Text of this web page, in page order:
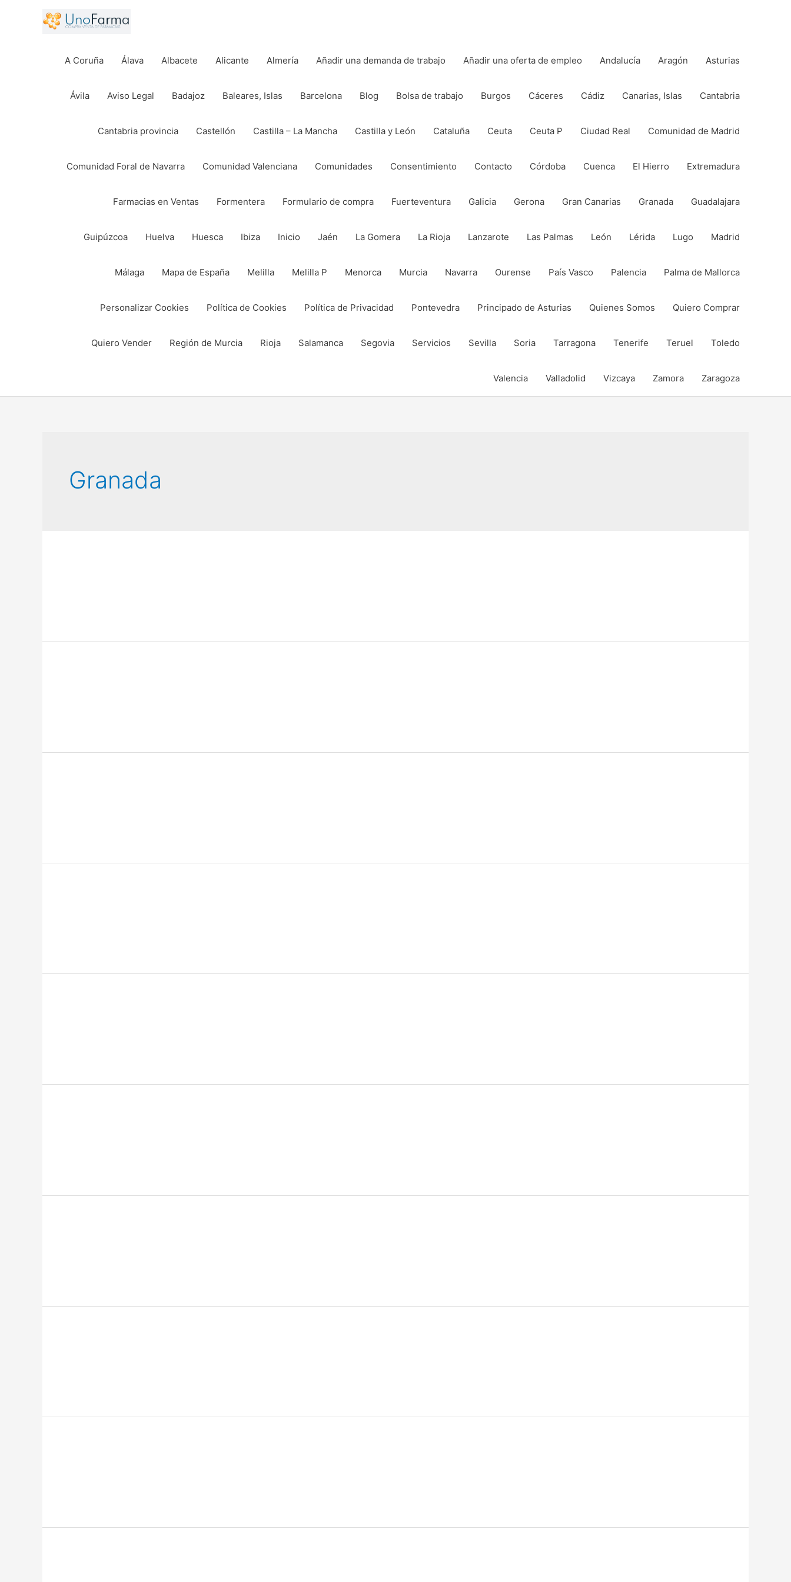
A Coruña
Álava Albacete Alicante Almería Añadir una demanda de trabajo Añadir una oferta de empleo Andalucía Aragón Asturias
Ávila Aviso Legal Badajoz Baleares, Islas Barcelona Blog Bolsa de trabajo Burgos Cáceres Cádiz Canarias, Islas Cantabria
Cantabria provincia Castellón Castilla – La Mancha Castilla y León Cataluña Ceuta Ceuta P Ciudad Real Comunidad de Madrid
Comunidad Foral de Navarra Comunidad Valenciana Comunidades Consentimiento Contacto Córdoba Cuenca El Hierro Extremadura
Farmacias en Ventas Formentera Formulario de compra Fuerteventura Galicia Gerona Gran Canarias Granada Guadalajara
Guipúzcoa Huelva Huesca Ibiza Inicio Jaén La Gomera La Rioja Lanzarote Las Palmas León Lérida Lugo Madrid
Málaga Mapa de España Melilla Melilla P Menorca Murcia Navarra Ourense País Vasco Palencia Palma de Mallorca
Personalizar Cookies Política de Cookies Política de Privacidad Pontevedra Principado de Asturias Quienes Somos Quiero Comprar
Quiero Vender Región de Murcia Rioja Salamanca Segovia Servicios Sevilla Soria Tarragona Tenerife Teruel Toledo
Valencia Valladolid Vizcaya Zamora Zaragoza
Granada